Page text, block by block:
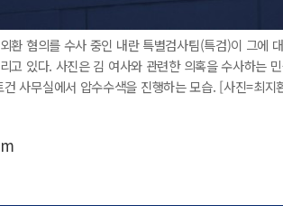
환 혐의를 수사 중인 내란 특별검사팀(특검)이 그에
고 있다. 사진은 김 여사와 관련한 의혹을 수사하는
사무실에서 압수수색을 진행하는 모습. [사진=최지